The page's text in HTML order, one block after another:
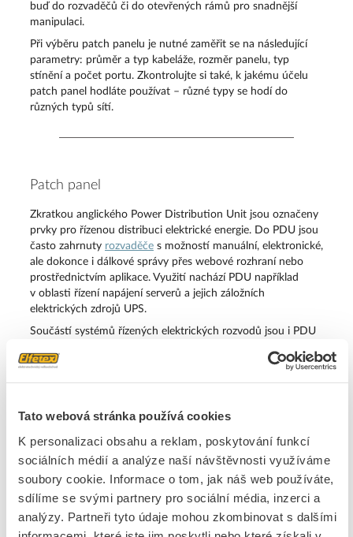
Tato webová stránka používá cookies
K personalizaci obsahu a reklam, poskytování funkcí
sociálních médií a analýze naší návštěvnosti využíváme
soubory cookie. Informace o tom, jak náš web používáte,
sdílíme se svými partnery pro sociální média, inzerci a
analýzy. Partneři tyto údaje mohou zkombinovat s dalšími
buď do rozvaděčů či do otevřených rámů pro snadnější
manipulaci.
Při výběru patch panelu je nutné zaměřit se na následující
parametry: průměr a typ kabeláže, rozměr panelu, typ
stínění a počet portu. Zkontrolujte si také, k jakému účelu
patch panel hodláte používat – různé typy se hodí do
různých typů sítí.
Patch panel
Zkratkou anglického Power Distribution Unit jsou označeny
prvky pro řízenou distribuci elektrické energie. Do PDU jsou
často zahrnuty rozvaděče s možností manuální, elektronické,
ale dokonce i dálkové správy přes webové rozhraní nebo
prostřednictvím aplikace. Využití nachází PDU například
v oblasti řízení napájení serverů a jejich záložních
elektrických zdrojů UPS.
Součástí systémů řízených elektrických rozvodů jsou i PDU
jednoduché zásuvky, ale i o provedení s měřením mnoha
přístrojů.
Pigtail
Pigtail konektor je charakteristické zakončení optických
vláken pro jejich další napojení. Pomocí navaření nebo